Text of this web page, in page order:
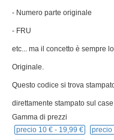
- Numero parte originale
- FRU
etc... ma il concetto è sempre
Originale.
Questo codice si trova
direttamente stampato sul
Gamma di prezzi
precio 10 € - 19,99 € precio